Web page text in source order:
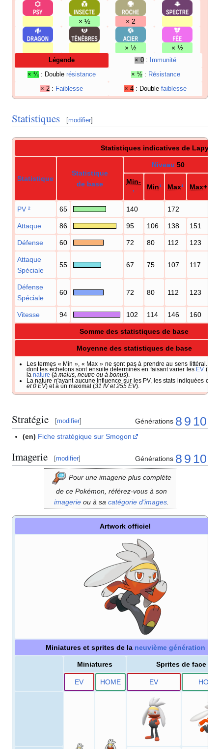
× ½ × 2
× ½ × ½
Légende × 0 : Immunité
× ¼ : Double résistance × ½ : Résistance
× 2 : Faiblesse × 4 : Double faiblesse
Statistiques [modifier]
Statistiques indicatives de Lapyro
Statistique
Statistique
de base
Niveau 50
Min-
¹
Min¹ Max¹ Max+¹
PV ² 65 140 172
Attaque 86 95 106 138 151
Défense 60 72 80 112 123
Attaque
Spéciale
55 67 75 107 117
Défense
Spéciale
60 72 80 112 123
Vitesse 94 102 114 146 160
Somme des statistiques de base
Moyenne des statistiques de base
Les termes « Min », « Max » ne sont pas à prendre au sens littéral. Il
dont les échelons sont ensuite déterminés en faisant varier les EV (
la nature (à malus, neutre ou à bonus).
La nature n'ayant aucune influence sur les PV, les stats indiquées
et 0 EV) et à un maximal (31 IV et 255 EV).
Stratégie [modifier] Générations 8 9 10
(en) Fiche stratégique sur Smogon
Imagerie [modifier] Générations 8 9 10
Pour une imagerie plus complète
de ce Pokémon, référez-vous à son
imagerieou à sa catégorie d'images.
Artwork officiel
Miniatures et sprites de la neuvième génération
Miniatures Sprites de face
EV HOME EV HOME